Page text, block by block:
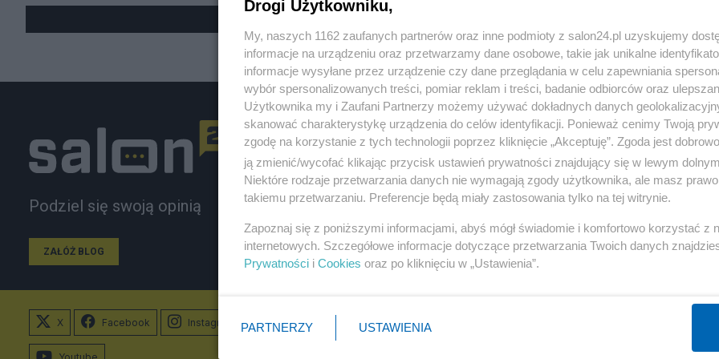
Podziel się swoją opinią
ZAŁÓŻ BLOG
Polityka
PiS
Rząd
NATO
KO
Gospodarka
Biznes
Pieniądze
Centralny Port Komunikacyjny
Inwestycje
Podatki
X Facebook Instagram
Youtube
Drogi Użytkowniku,
My, naszych 1162 zaufanych partnerów oraz inne podmioty z salon24.pl uzyskujemy
informacje na urządzeniu oraz przetwarzamy dane osobowe, takie jak unikalne
informacje wysyłane przez urządzenie czy dane przeglądania w celu zapewniania
wybór spersonalizowanych treści, pomiar reklam i treści, badanie odbiorców oraz
Użytkownika my i Zaufani Partnerzy możemy używać dokładnych danych
skanować charakterystykę urządzenia do celów identyfikacji. Ponieważ cenimy Twoją
zgodę na korzystanie z tych technologii poprzez kliknięcie „Akceptuję”. Zgoda jest
ją zmienić/wycofać klikając przycisk ustawień prywatności znajdujący się w lewym
Niektóre rodzaje przetwarzania danych nie wymagają zgody użytkownika, ale masz
takiemu przetwarzaniu. Preferencje będą miały zastosowania tylko na tej witrynie.
Zapoznaj się z poniższymi informacjami, abyś mógł świadomie i komfortowo korzystać z
internetowych. Szczegółowe informacje dotyczące przetwarzania Twoich danych
Prywatności i Cookies oraz po kliknięciu w „Ustawienia”.
PARTNERZY USTAWIENIA